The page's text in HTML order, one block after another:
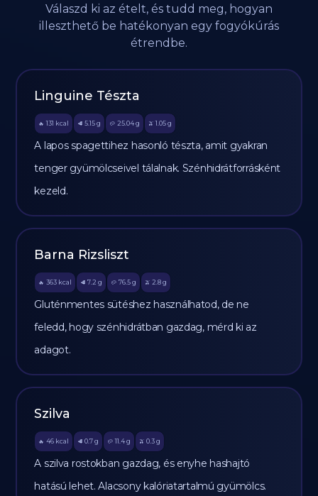
Válaszd ki az ételt, és tudd meg, hogyan
illeszthető be hatékonyan egy fogyókúrás
étrendbe.
Linguine Tészta
🔥 131 kcal 🥩 5.15 g 🥔 25.04g 🫒 1.05 g
A lapos spagettihez hasonló tészta, amit gyakran
tenger gyümölcseivel tálalnak. Szénhidrátforrásként
kezeld.
Barna Rizsliszt
🔥 363 kcal 🥩 7.2 g 🥔 76.5g 🫒 2.8 g
Gluténmentes sütéshez használhatod, de ne
feledd, hogy szénhidrátban gazdag, mérd ki az
adagot.
Szilva
🔥 46 kcal 🥩 0.7 g 🥔 11.4g 🫒 0.3 g
A szilva rostokban gazdag, és enyhe hashajtó
hatású lehet. Alacsony kalóriatartalmú gyümölcs.